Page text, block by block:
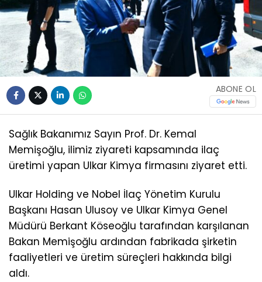
ABONE OL
Sağlık Bakanımız Sayın Prof. Dr. Kemal
Memişoğlu, ilimiz ziyareti kapsamında ilaç
üretimi yapan Ulkar Kimya firmasını ziyaret etti.
Ulkar Holding ve Nobel İlaç Yönetim Kurulu
Başkanı Hasan Ulusoy ve Ulkar Kimya Genel
Müdürü Berkant Köseoğlu tarafından karşılanan
Bakan Memişoğlu ardından fabrikada şirketin
faaliyetleri ve üretim süreçleri hakkında bilgi
aldı.